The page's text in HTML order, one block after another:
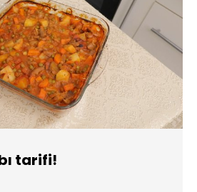
tarifi!